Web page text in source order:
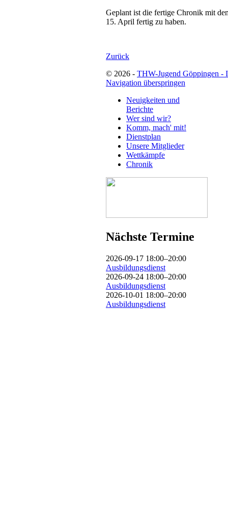
Geplant ist die fertige Chronik mit
15. April fertig zu haben.
Zurück
© 2026 - THW-Jugend Göppingen -
Navigation überspringen
Neuigkeiten und
Berichte
Wer sind wir?
Komm, mach' mit!
Dienstplan
Unsere Mitglieder
Wettkämpfe
Chronik
Nächste Termine
2026-09-17 18:00–20:00
Ausbildungsdienst
2026-09-24 18:00–20:00
Ausbildungsdienst
2026-10-01 18:00–20:00
Ausbildungsdienst